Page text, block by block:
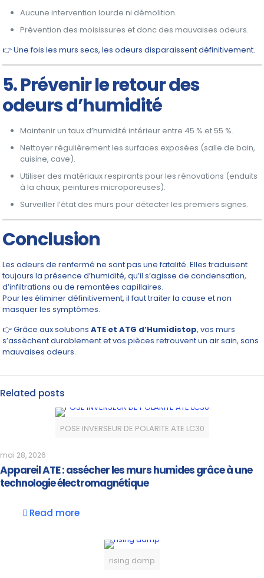
Aucune intervention lourde ni démolition.
Prévention des moisissures et donc des mauvaises odeurs.
👉 Une fois les murs secs, les odeurs disparaissent définitivement.
5. Prévenir le retour des
odeurs d’humidité
Maintenir un taux d’humidité intérieur entre 45 % et 55 %.
Nettoyer régulièrement les surfaces exposées (salle de bain,
cuisine, cave).
Utiliser des matériaux respirants pour les rénovations (enduits
à la chaux, peintures microporeuses).
Surveiller l’état des murs pour détecter les premiers signes.
Conclusion
Les odeurs de renfermé ne sont pas une fatalité. Elles traduisent
toujours la présence d’humidité, qu’il s’agisse de condensation,
d’infiltrations ou de remontées capillaires.
Pour les éliminer définitivement, il faut traiter la cause et non
masquer les symptômes.
👉 Grâce aux solutionsATE et ATG d’Humidistop, vos murs
s’assèchent durablement et vos pièces retrouvent un air sain, sans
mauvaises odeurs.
Related posts
POSE INVERSEUR DE POLARITE ATE LC30
mai 28, 2026
Appareil ATE : assécher les murs humides grâce à une
technologie électromagnétique
Read more
rising damp